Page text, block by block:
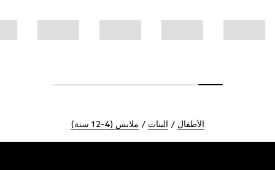
الأطفال البنات ملابس (4-12 سنة)